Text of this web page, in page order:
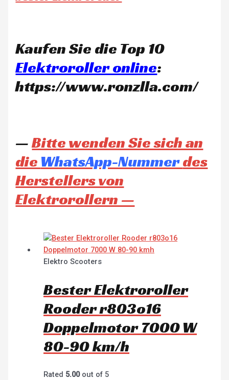
Kaufen Sie die Top 10
Elektroroller online:
https://www.ronzlla.com/
—Bitte wenden Sie sich an
die WhatsApp-Nummerdes
Herstellers von
Elektrorollern —
Elektro Scooters
Bester Elektroroller
Rooder r803o16
Doppelmotor 7000 W
80-90 km/h
Rated 5.00out of 5